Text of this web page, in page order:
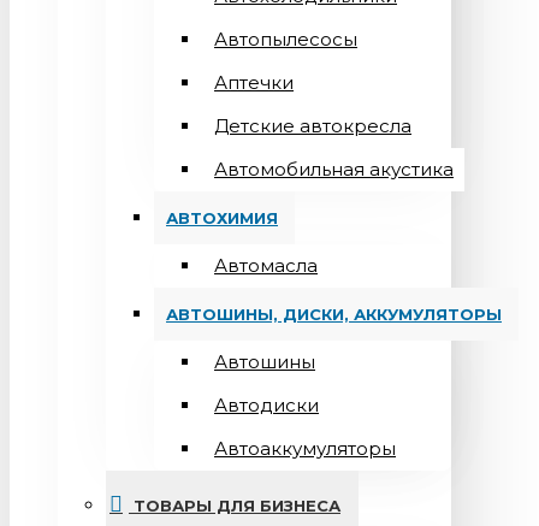
Автопылесосы
Аптечки
Детские автокресла
Автомобильная акустика
АВТОХИМИЯ
Автомасла
АВТОШИНЫ, ДИСКИ, АККУМУЛЯТОРЫ
Автошины
Автодиски
Автоаккумуляторы
ТОВАРЫ ДЛЯ БИЗНЕСА